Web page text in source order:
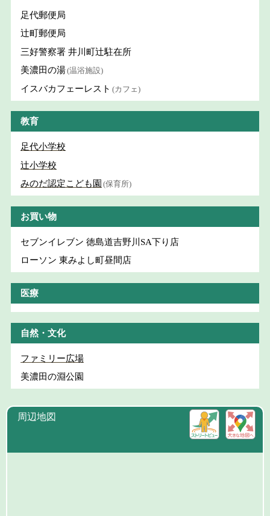
足代郵便局
辻町郵便局
三好警察署 井川町辻駐在所
美濃田の湯(温浴施設)
イスバカフェーレスト (カフェ)
教育
足代小学校
辻小学校
みのだ認定こども園 (保育所)
お買い物
セブンイレブン 徳島道吉野川SA下り店
ローソン 東みよし町昼間店
医療
自然・文化
ファミリー広場
美濃田の淵公園
周辺地図